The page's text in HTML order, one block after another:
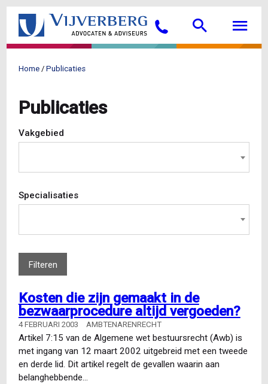
Overslaan
de
gaan
Bellen Search
Home Publicaties
Publicaties
Vakgebied
Specialisaties
Filteren
Kosten die zijn gemaakt in de
bezwaarprocedure altijd vergoeden?
4 FEBRUARI 2003 AMBTENARENRECHT
Artikel 7:15 van de Algemene wet bestuursrecht (Awb) is
met ingang van 12 maart 2002 uitgebreid met een tweede
en derde lid. Dit artikel regelt de gevallen waarin aan
belanghebbende…